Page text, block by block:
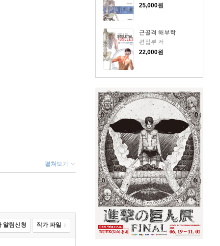
25,000원
근골격 해부학
편집부 저
22,000원
펼쳐보기
알림신청 작가 파일